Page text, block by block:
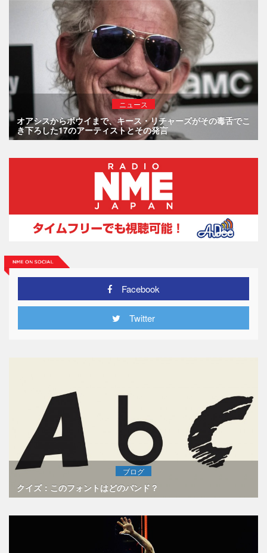
ニュース
オアシスからボウイまで、キース・リチャーズがその毒舌でこ
き下ろした17のアーティストとその発言
Facebook
Twitter
ブログ
クイズ：このフォントはどのバンド？